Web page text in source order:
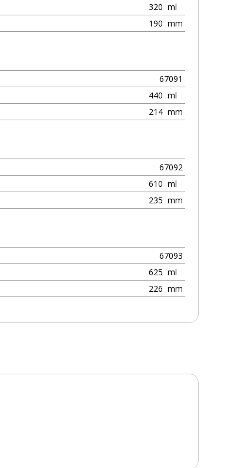
320 ml
190 mm
67091
440 ml
214 mm
67092
610 ml
235 mm
67093
625 ml
226 mm